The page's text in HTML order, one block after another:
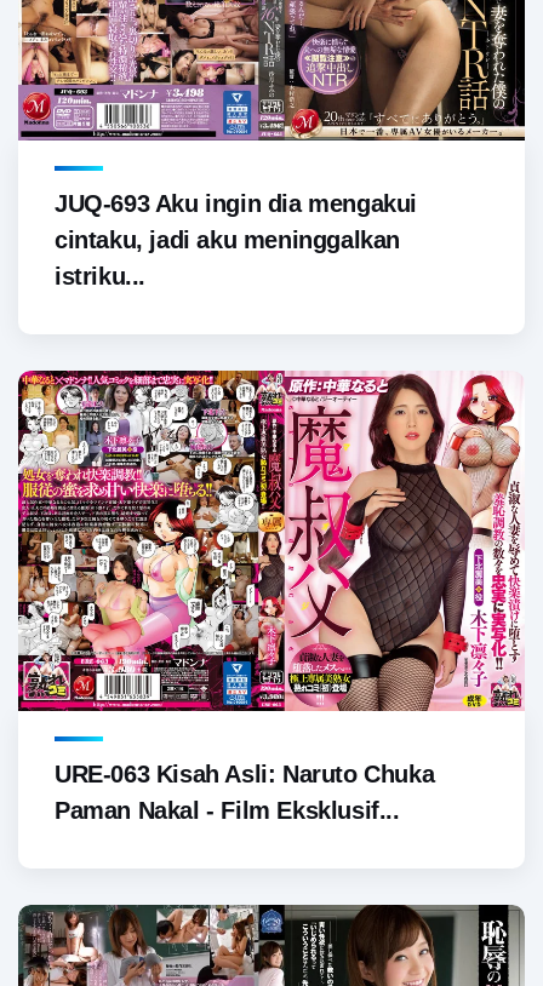
JUQ-693 Aku ingin dia mengakui
cintaku, jadi aku meninggalkan
istriku...
URE-063 Kisah Asli: Naruto Chuka
Paman Nakal - Film Eksklusif...